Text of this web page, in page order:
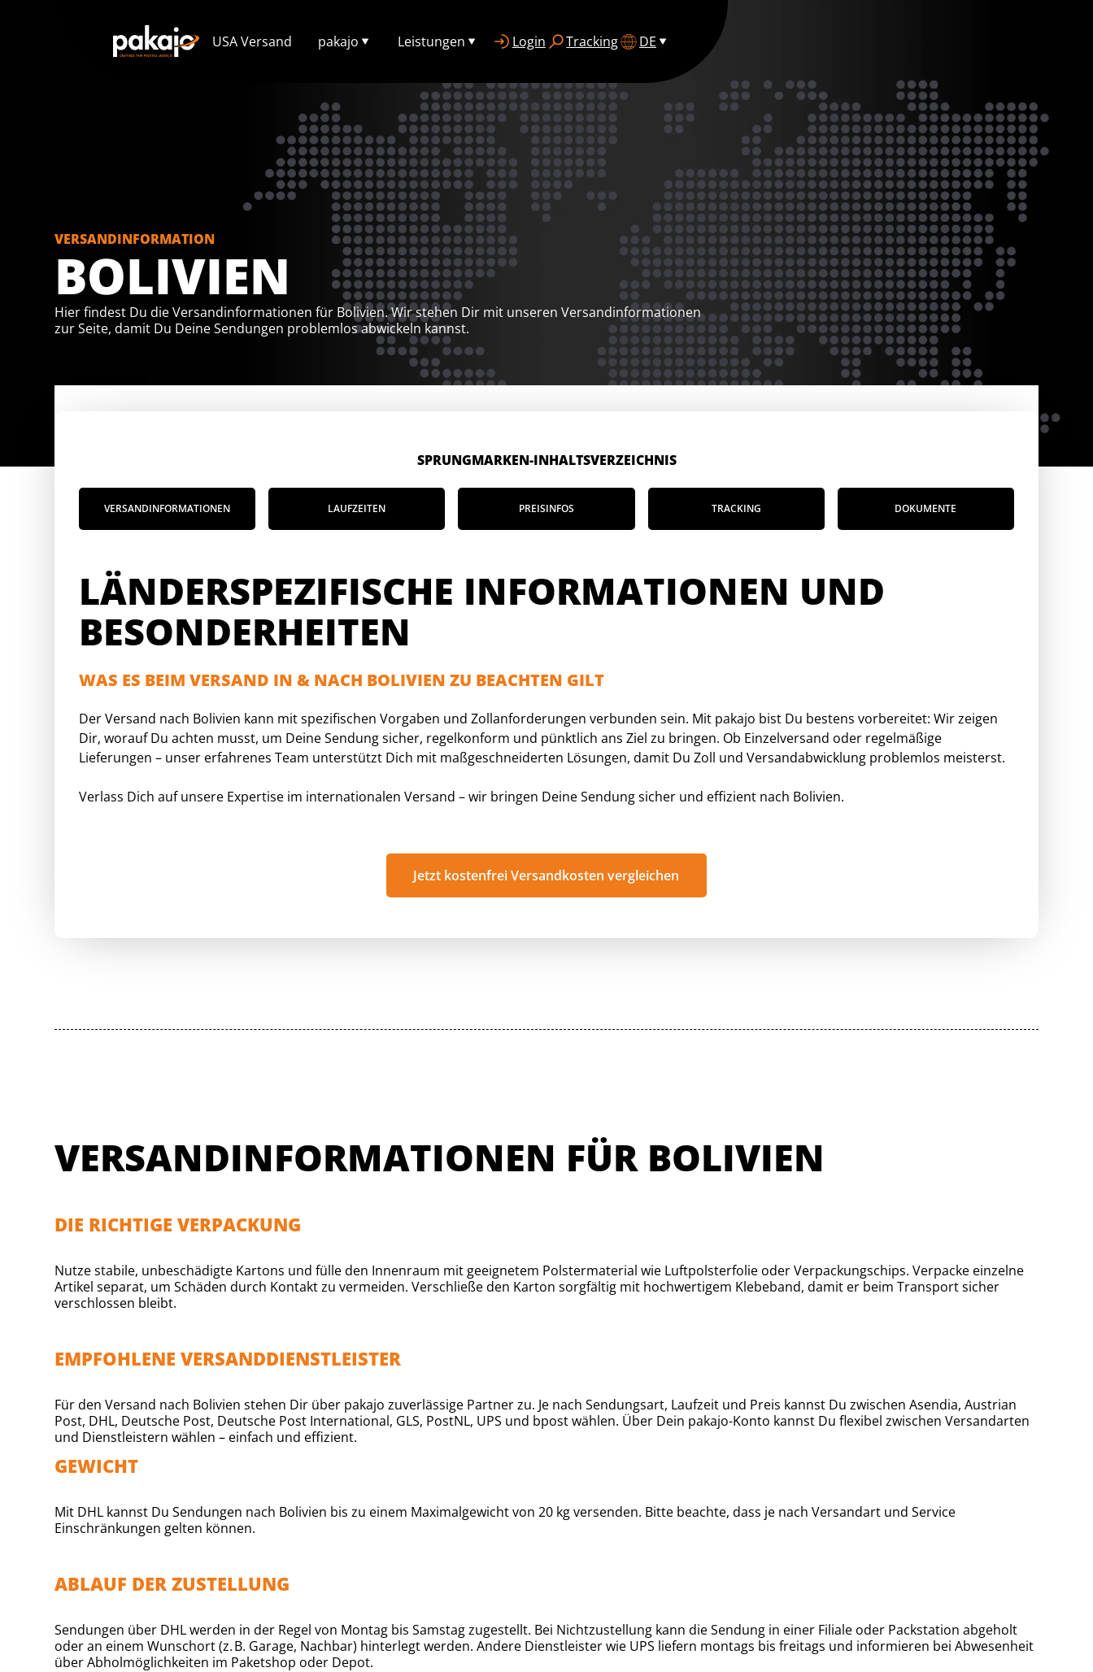
USA Versand pakajo Leistungen Login Tracking DE
VERSANDINFORMATION
BOLIVIEN
Hier findest Du die Versandinformationen für Bolivien. Wir stehen Dir mit unseren Versandinformationen
zur Seite, damit Du Deine Sendungen problemlos abwickeln kannst.
SPRUNGMARKEN-INHALTSVERZEICHNIS
VERSANDINFORMATIONEN LAUFZEITEN PREISINFOS TRACKING DOKUMENTE
LÄNDERSPEZIFISCHE INFORMATIONEN UND
BESONDERHEITEN
WAS ES BEIM VERSAND IN & NACH BOLIVIEN ZU BEACHTEN GILT
Der Versand nach Bolivien kann mit spezifischen Vorgaben und Zollanforderungen verbunden sein. Mit pakajo bist Du bestens vorbereitet: Wir zeigen
Dir, worauf Du achten musst, um Deine Sendung sicher, regelkonform und pünktlich ans Ziel zu bringen. Ob Einzelversand oder regelmäßige
Lieferungen – unser erfahrenes Team unterstützt Dich mit maßgeschneiderten Lösungen, damit Du Zoll und Versandabwicklung problemlos meisterst.
Verlass Dich auf unsere Expertise im internationalen Versand – wir bringen Deine Sendung sicher und effizient nach Bolivien.
Jetzt kostenfrei Versandkosten vergleichen
VERSANDINFORMATIONEN FÜR BOLIVIEN
DIE RICHTIGE VERPACKUNG
Nutze stabile, unbeschädigte Kartons und fülle den Innenraum mit geeignetem Polstermaterial wie Luftpolsterfolie oder Verpackungschips. Verpacke einzelne
Artikel separat, um Schäden durch Kontakt zu vermeiden. Verschließe den Karton sorgfältig mit hochwertigem Klebeband, damit er beim Transport sicher
verschlossen bleibt.
EMPFOHLENE VERSANDDIENSTLEISTER
Für den Versand nach Bolivien stehen Dir über pakajo zuverlässige Partner zu. Je nach Sendungsart, Laufzeit und Preis kannst Du zwischen Asendia, Austrian
Post, DHL, Deutsche Post, Deutsche Post International, GLS, PostNL, UPS und bpost wählen. Über Dein pakajo-Konto kannst Du flexibel zwischen Versandarten
und Dienstleistern wählen – einfach und effizient.
GEWICHT
Mit DHL kannst Du Sendungen nach Bolivien bis zu einem Maximalgewicht von 20 kg versenden. Bitte beachte, dass je nach Versandart und Service
Einschränkungen gelten können.
ABLAUF DER ZUSTELLUNG
Sendungen über DHL werden in der Regel von Montag bis Samstag zugestellt. Bei Nichtzustellung kann die Sendung in einer Filiale oder Packstation abgeholt
oder an einem Wunschort (z. B. Garage, Nachbar) hinterlegt werden. Andere Dienstleister wie UPS liefern montags bis freitags und informieren bei Abwesenheit
über Abholmöglichkeiten im Paketshop oder Depot.